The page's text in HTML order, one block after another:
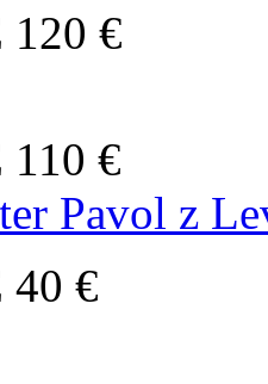
120 €
110 €
Pavol z
40 €